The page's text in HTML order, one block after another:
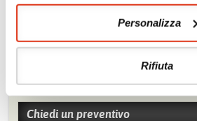
Personalizza
Rifiuta
Chiedi un preventivo
agente e vuoi collaborare con noi?
Chiedi un preventivo